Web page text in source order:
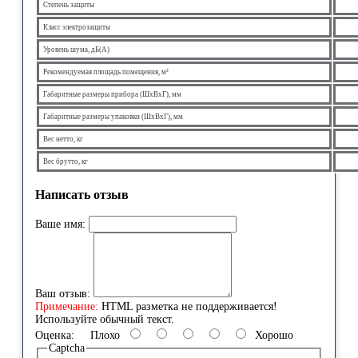
Степень защиты
Класс электрозащиты
Уровень шума, дБ(А)
Рекомендуемая площадь помещения, м²
Габаритные размеры прибора (ШхВхГ), мм
Габаритные размеры упаковки (ШхВхГ), мм
Вес нетто, кг
Вес брутто, кг
Написать отзыв
Ваше имя:
Ваш отзыв:
Примечание: HTML разметка не поддерживается!
Используйте обычный текст.
Оценка: Плохо
Хорошо
Captcha